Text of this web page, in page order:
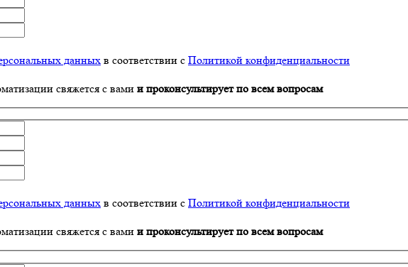
данных в соответствии с Политикой конфиденциальности
свяжется с вами и проконсультирует по всем вопросам
данных в соответствии с Политикой конфиденциальности
свяжется с вами и проконсультирует по всем вопросам